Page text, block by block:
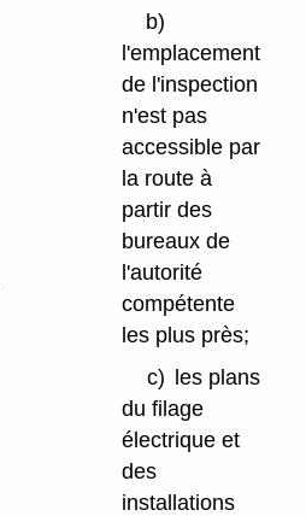
b)
l'emplacement
de l'inspection
n'est pas
accessible par
la route à
partir des
bureaux de
l'autorité
compétente
les plus près;
c) les plans
du filage
électrique et
des
installations